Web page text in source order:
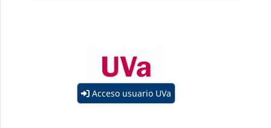
Acceso usuario UVa